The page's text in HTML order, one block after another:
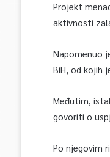
Projekt
aktivnosti
Napomenuo
BiH, od kojih
Međutim,
govoriti o
Po njegovim